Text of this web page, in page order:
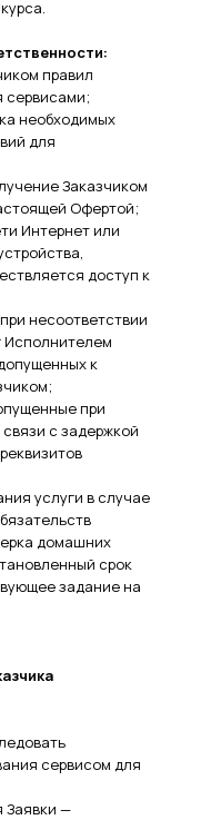
правил
сервисами;
необходимых
для
Заказчиком
Офертой;
Интернет или
доступ к
несоответствии
Исполнителем
к
при
с задержкой
услуги в случае
домашних
срок
задание на
сервисом для
Заявки —